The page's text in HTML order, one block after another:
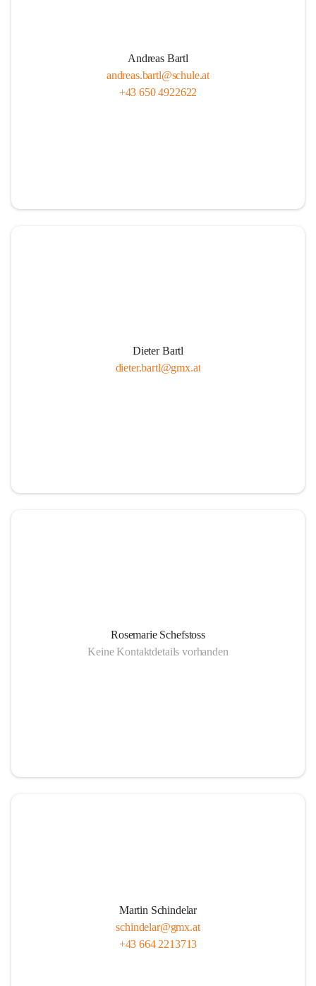
Andreas Bartl
andreas.bartl@schule.at
+43 650 4922622
Dieter Bartl
dieter.bartl@gmx.at
Rosemarie Schefstoss
Keine Kontaktdetails vorhanden
Martin Schindelar
schindelar@gmx.at
+43 664 2213713